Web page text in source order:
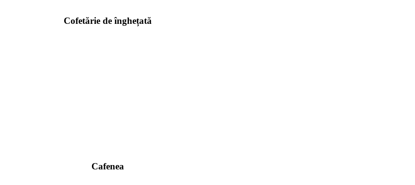
Cofetărie de înghețată
Cafenea